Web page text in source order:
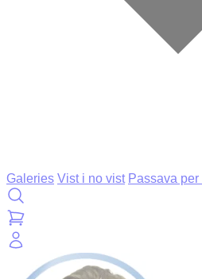
Galeries Vist i no vist Passava